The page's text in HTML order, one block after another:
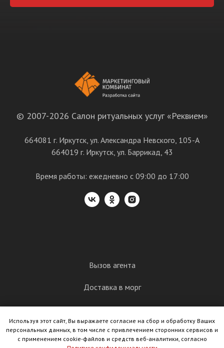
© 2007-2026 Салон ритуальных услуг «Реквием»
664081 г. Иркутск, ул. Александра Невского, 105-А
664019 г. Иркутск, ул. Баррикад, 43
Время работы: ежедневно с 09:00 до 17:00
Вызов агента
Доставка в морг
Груз 200
Кремация
Используя этот сайт, Вы выражаете согласие на сбор и обработку Ваших
персональных данных, в том числе с привлечением сторонних сервисов и
с применением cookie-файлов и средств веб-аналитики, согласно